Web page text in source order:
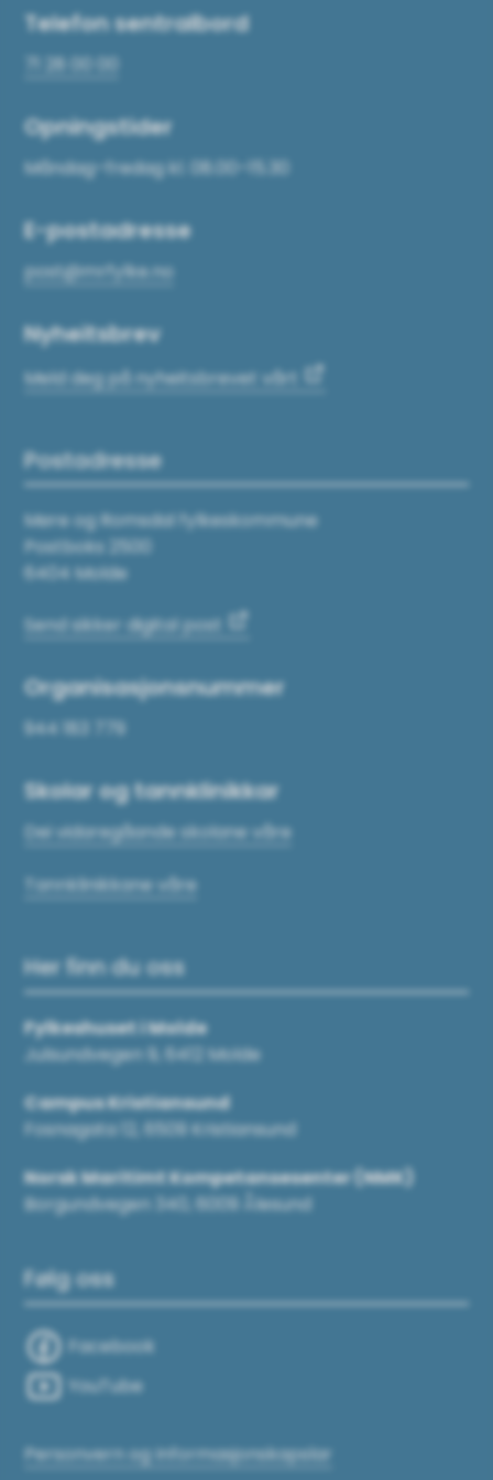
Telefon sentralbord
71 28 00 00
Opningstider
Måndag–fredag kl. 08.00–15.30
E-postadresse
post@mrfylke.no
Nyheitsbrev
Meld deg på nyheitsbrevet vårt
Postadresse
Møre og Romsdal fylkeskommune
Postboks 2500
6404 Molde
Send sikker digital post
Organisasjonsnummer
944 183 779
Skolar og tannklinikkar
Dei vidaregåande skolane våre
Tannklinikkane våre
Her finn du oss
Fylkeshuset i Molde
Julsundvegen 9, 6412 Molde
Campus Kristiansund
Fosnagata 12, 6509 Kristiansund
Norsk Maritimt Kompetansesenter (NMK)
Borgundvegen 340, 6009 Ålesund
Følg oss
Facebook
YouTube
Personvern og Informasjonskapslar